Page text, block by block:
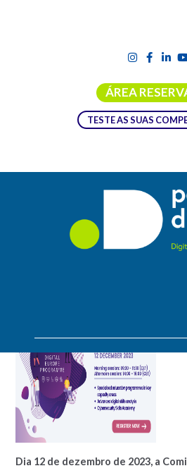
ÁREA
TESTE AS SUAS
INFO DAY PROGRAMA
Dia 12 de dezembro de 2023, a